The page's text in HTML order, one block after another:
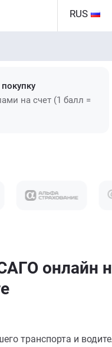
RUS
на счет (1 балл =
онлайн
транспорта и